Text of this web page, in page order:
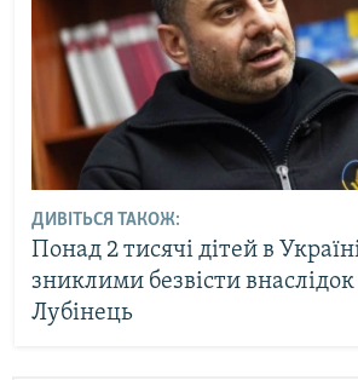
ДИВІТЬСЯ ТАКОЖ:
Понад 2 тисячі дітей в
зниклими безвісти внаслідок
Лубінець